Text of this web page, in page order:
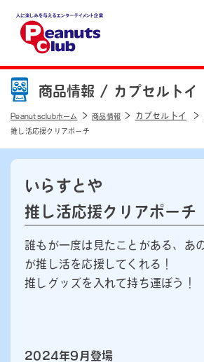
人に楽しみを与えるエ
ンターテイメント企
業 Peanuts club
商品情報 / カプセルトイ
Peanutsclubホーム 商品情報 カプセルトイ
推し活応援クリアポーチ
いらすとや
推し活応援クリアポーチ
誰もが一度は見たことがある、あ
が推し活を応援してくれる！
推しグッズを入れて持ち運ぼう！
2024年9月登場